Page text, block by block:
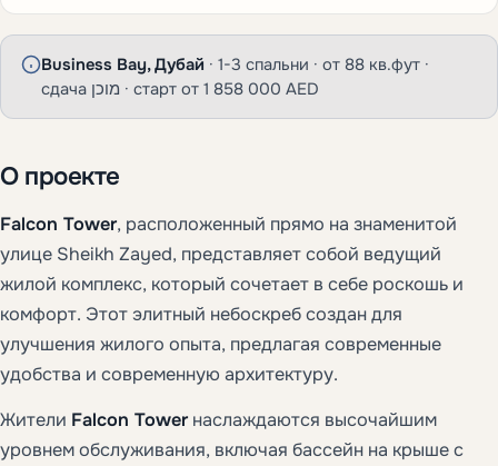
Business Bay, Дубай · 1-3 спальни · от 88 кв.фут ·
сдача מוכן · старт от 1 858 000 AED
О проекте
Falcon Tower, расположенный прямо на знаменитой
улице Sheikh Zayed, представляет собой ведущий
жилой комплекс, который сочетает в себе роскошь и
комфорт. Этот элитный небоскреб создан для
улучшения жилого опыта, предлагая современные
удобства и современную архитектуру.
Жители Falcon Tower наслаждаются высочайшим
уровнем обслуживания, включая бассейн на крыше с